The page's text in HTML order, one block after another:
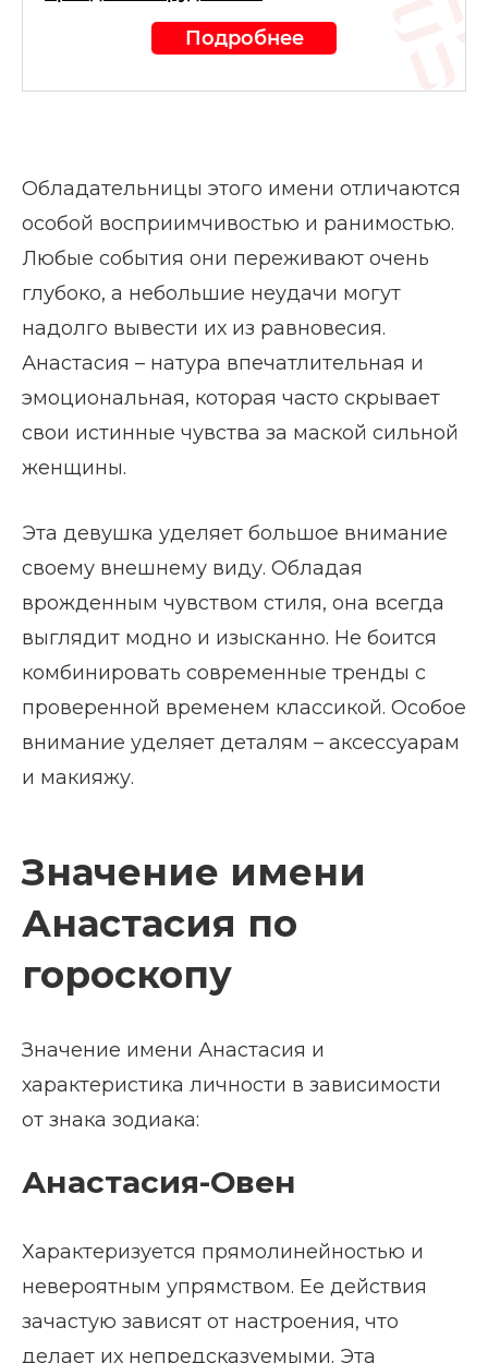
Подробнее
Обладательницы этого имени отличаются
особой восприимчивостью и ранимостью.
Любые события они переживают очень
глубоко, а небольшие неудачи могут
надолго вывести их из равновесия.
Анастасия – натура впечатлительная и
эмоциональная, которая часто скрывает
свои истинные чувства за маской сильной
женщины.
Эта девушка уделяет большое внимание
своему внешнему виду. Обладая
врожденным чувством стиля, она всегда
выглядит модно и изысканно. Не боится
комбинировать современные тренды с
проверенной временем классикой. Особое
внимание уделяет деталям – аксессуарам
и макияжу.
Значение имени
Анастасия по
гороскопу
Значение имени Анастасия и
характеристика личности в зависимости
от знака зодиака:
Анастасия-Овен
Характеризуется прямолинейностью и
невероятным упрямством. Ее действия
зачастую зависят от настроения, что
делает их непредсказуемыми. Эта